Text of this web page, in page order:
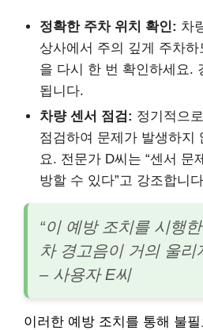
정확한 주차 위치 확인: 차
상사에서 주의 깊게 주차
을 다시 한 번 확인하세요.
됩니다.
차량 센서 점검: 정기적으
점검하여 문제가 발생하지
요. 전문가 D씨는 “센서 문
방할 수 있다”고 강조합니
“이 예방 조치를 시행
차 경고음이 거의 울리
– 사용자 E씨
이러한 예방 조치를 통해 불